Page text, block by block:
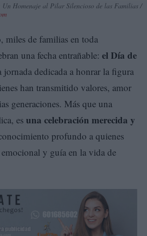
Homenaje al Pilar Silencioso de las Familias /
, miles de familias en toda
una fecha entrañable: el Día de
jornada dedicada a honrar la figura
han transmitido valores, amor
generaciones. Más que una
es una celebración merecida y
profundo a quienes
y guía en la vida de